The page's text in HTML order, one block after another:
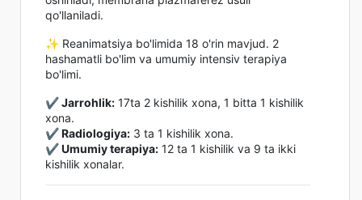
qo'llaniladi.
✨ Reanimatsiya bo'limida 18 o'rin mavjud. 2
hashamatli bo'lim va umumiy intensiv terapiya
bo'limi.
✔️ Jarrohlik: 17ta 2 kishilik xona, 1 bitta 1 kishilik
xona.
✔️ Radiologiya: 3 ta 1 kishilik xona.
✔️ Umumiy terapiya: 12 ta 1 kishilik va 9 ta ikki
kishilik xonalar.